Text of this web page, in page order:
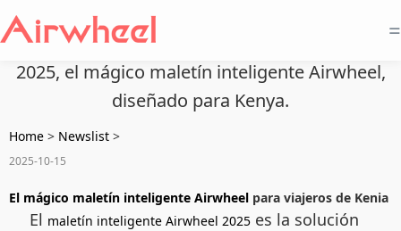
=
2025, el mágico maletín inteligente Airwheel,
diseñado para Kenya.
Home > Newslist >
2025-10-15
El mágico maletín inteligente Airwheel para viajeros de Kenia
El maletín inteligente Airwheel 2025 es la solución